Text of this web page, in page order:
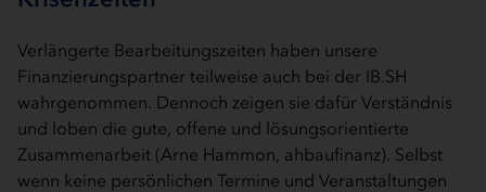
Verlängerte Bearbeitungszeiten haben unsere
Finanzierungspartner teilweise auch bei der IB.SH
wahrgenommen. Dennoch zeigen sie dafür Verständnis
und loben die gute, offene und lösungsorientierte
Zusammenarbeit (Arne Hammon, ahbaufinanz). Selbst
wenn keine persönlichen Termine und Veranstaltungen